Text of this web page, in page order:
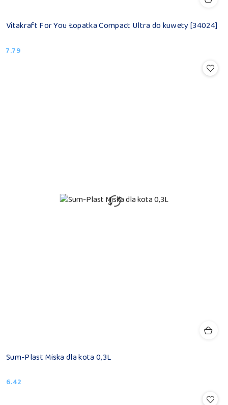
Vitakraft For You Łopatka Compact Ultra do kuwety [34024]
Cena:
7.79
Sum-Plast Miska dla kota 0,3L
Cena:
6.42